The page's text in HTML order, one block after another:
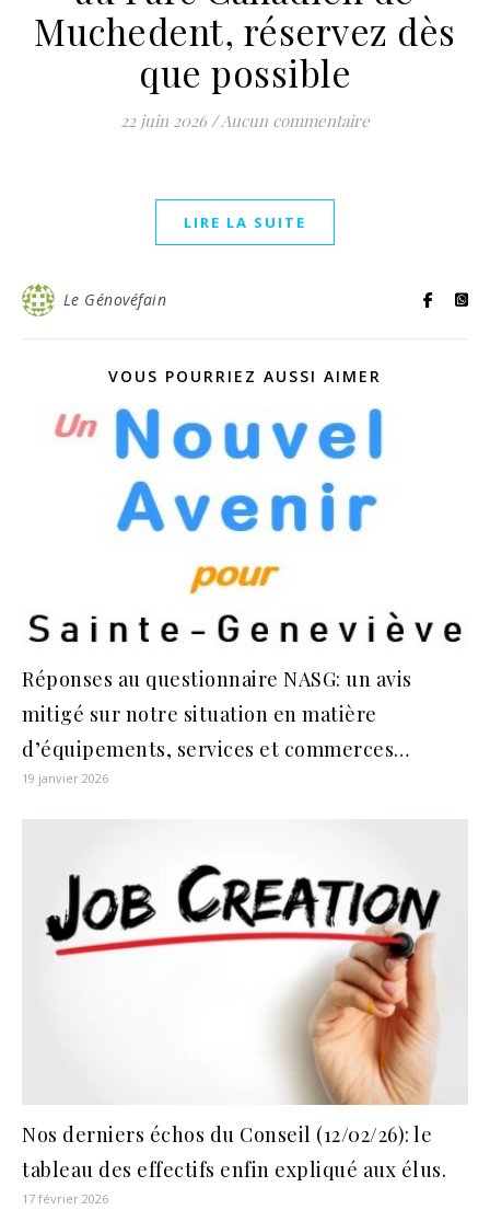
Muchedent, réservez dès
que possible
22 juin 2026 /Aucun commentaire
LIRE LA SUITE
Le Génovéfain
VOUS POURRIEZ AUSSI AIMER
Réponses au questionnaire NASG: un avis
mitigé sur notre situation en matière
d’équipements, services et commerces…
19 janvier 2026
Nos derniers échos du Conseil (12/02/26): le
tableau des effectifs enfin expliqué aux élus.
17 février 2026